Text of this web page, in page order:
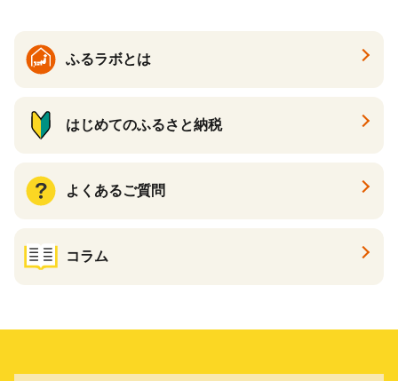
ふるラボとは
はじめてのふるさと納税
よくあるご質問
コラム